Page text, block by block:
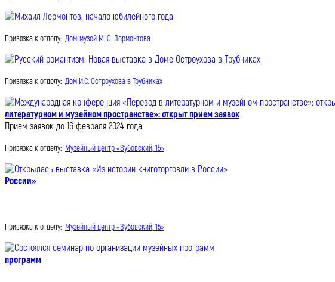
Привязка к отделу: Дом-музей М.Ю. Лермонтова
Привязка к отделу: Дом И.С. Остроухова в Трубниках
литературном и музейном пространстве»: открыт прием заявок
Прием заявок до 16 февраля 2024 года.
Привязка к отделу: Музейный центр «Зубовский, 15»
России»
Привязка к отделу: Музейный центр «Зубовский, 15»
программ